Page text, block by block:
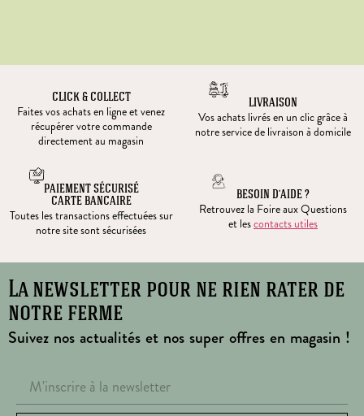
CLICK & COLLECT
Faites vos achats en ligne et venez
récupérer votre commande
directement au magasin
LIVRAISON
Vos achats livrés en un clic grâce à
notre service de livraison à domicile
PAIEMENT SÉCURISÉ
CARTE BANCAIRE
Toutes les transactions effectuées sur
notre site sont sécurisées
BESOIN D’AIDE ?
Retrouvez la Foire aux Questions
et lescontacts utiles
La newsletter pour ne rien rater de
notre ferme
Suivez nos actualités et nos super offres en magasin !